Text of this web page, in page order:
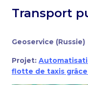
Transport
Geoservice (Russie)
Projet:
flotte de taxis